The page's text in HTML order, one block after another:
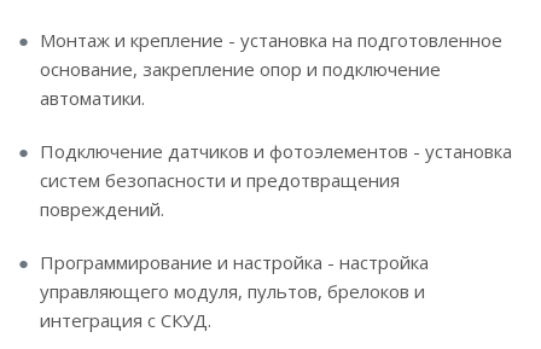
Монтаж и крепление - установка на подготовленное
основание, закрепление опор и подключение
автоматики.
Подключение датчиков и фотоэлементов - установка
систем безопасности и предотвращения
повреждений.
Программирование и настройка - настройка
управляющего модуля, пультов, брелоков и
интеграция с СКУД.